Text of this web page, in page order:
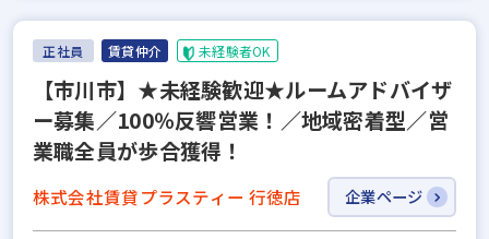
正社員 賃貸仲介 未経験者OK
【市川市】★未経験歓迎★ルームアドバイザ
ー募集／100％反響営業！／地域密着型／営
業職全員が歩合獲得！
株式会社賃貸プラスティー 行徳店 企業ページ